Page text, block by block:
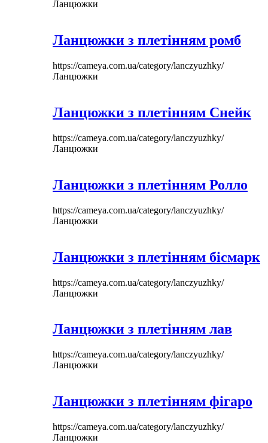
Ланцюжки
Ланцюжки з плетінням ромб
https://cameya.com.ua/category/lanczyuzhky/
Ланцюжки
Ланцюжки з плетінням Снейк
https://cameya.com.ua/category/lanczyuzhky/
Ланцюжки
Ланцюжки з плетінням Ролло
https://cameya.com.ua/category/lanczyuzhky/
Ланцюжки
Ланцюжки з плетінням бісмарк
https://cameya.com.ua/category/lanczyuzhky/
Ланцюжки
Ланцюжки з плетінням лав
https://cameya.com.ua/category/lanczyuzhky/
Ланцюжки
Ланцюжки з плетінням фігаро
https://cameya.com.ua/category/lanczyuzhky/
Ланцюжки